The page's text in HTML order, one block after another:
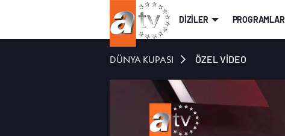
DİZİLER PROGRAMLAR
DÜNYA KUPASI ÖZEL VİDEO